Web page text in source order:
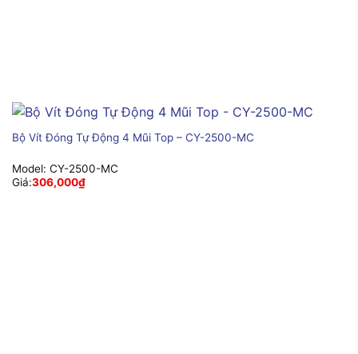
Bộ Vít Đóng Tự Động 4 Mũi Top – CY-2500-MC
Model: CY-2500-MC
Giá:306,000₫